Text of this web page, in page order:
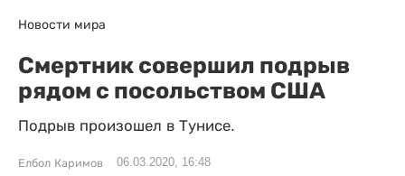
Новости мира
Смертник совершил подрыв
рядом с посольством США
Подрыв произошел в Тунисе.
Елбол Каримов 06.03.2020, 16:48